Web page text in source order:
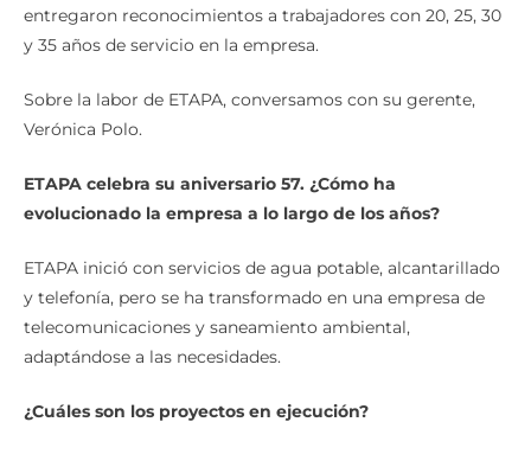
entregaron reconocimientos a trabajadores con 20, 25, 30
y 35 años de servicio en la empresa.
Sobre la labor de ETAPA, conversamos con su gerente,
Verónica Polo.
ETAPA celebra su aniversario 57. ¿Cómo ha
evolucionado la empresa a lo largo de los años?
ETAPA inició con servicios de agua potable, alcantarillado
y telefonía, pero se ha transformado en una empresa de
telecomunicaciones y saneamiento ambiental,
adaptándose a las necesidades.
¿Cuáles son los proyectos en ejecución?